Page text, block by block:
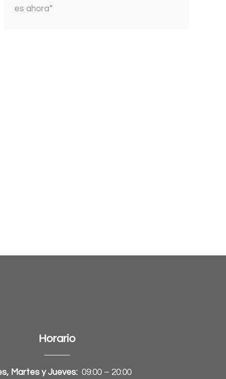
es ahora”
Horario
Martes y Jueves: 09:00 – 20:00